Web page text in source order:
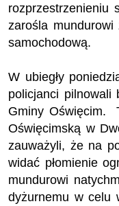
rozprzestrzenieniu
zarośla mundurowi
samochodową.
W ubiegły
policjanci pilnowali
Gminy Oświęcim.
Oświęcimską w
zauważyli, że na
widać płomienie
mundurowi
dyżurnemu w celu